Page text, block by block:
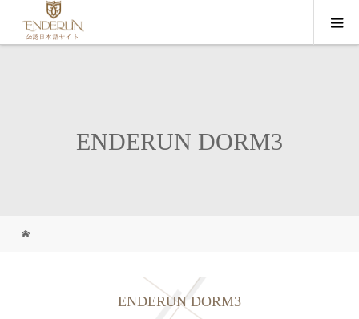
ENDERUN DORM3
ENDERUN DORM3